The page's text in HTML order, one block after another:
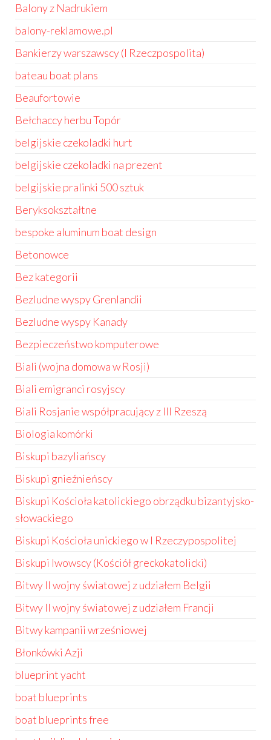
Balony z Nadrukiem
balony-reklamowe.pl
Bankierzy warszawscy (I Rzeczpospolita)
bateau boat plans
Beaufortowie
Bełchaccy herbu Topór
belgijskie czekoladki hurt
belgijskie czekoladki na prezent
belgijskie pralinki 500 sztuk
Beryksokształtne
bespoke aluminum boat design
Betonowce
Bez kategorii
Bezludne wyspy Grenlandii
Bezludne wyspy Kanady
Bezpieczeństwo komputerowe
Biali (wojna domowa w Rosji)
Biali emigranci rosyjscy
Biali Rosjanie współpracujący z III Rzeszą
Biologia komórki
Biskupi bazyliańscy
Biskupi gnieźnieńscy
Biskupi Kościoła katolickiego obrządku bizantyjsko-
słowackiego
Biskupi Kościoła unickiego w I Rzeczypospolitej
Biskupi lwowscy (Kościół greckokatolicki)
Bitwy II wojny światowej z udziałem Belgii
Bitwy II wojny światowej z udziałem Francji
Bitwy kampanii wrześniowej
Błonkówki Azji
blueprint yacht
boat blueprints
boat blueprints free